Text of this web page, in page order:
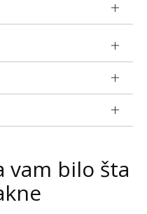
vam bilo šta